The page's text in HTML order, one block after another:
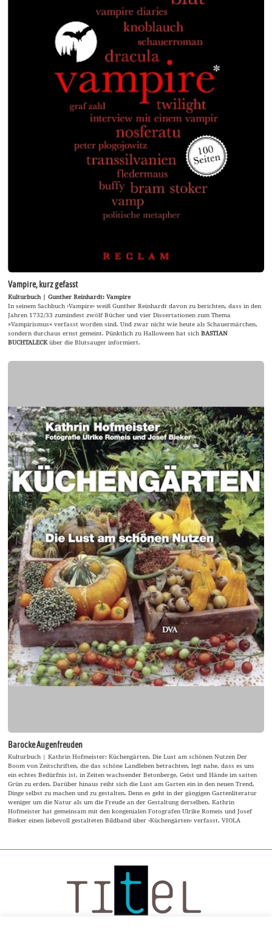
Vampire, kurz gefasst
Kulturbuch | Gunther Reinhardt: Vampire
In seinem Sachbuch ›Vampire‹ weiß Gunther Reinhardt davon zu berichten, dass in den
Jahren 1732/33 zumindest zwölf Bücher und vier Dissertationen zum Thema
»Vampirismus« verfasst worden sind. Und zwar nicht wie heute als Schauermärchen,
sondern durchaus ernst gemeint. Pünktlich zu Halloween hat sichBASTIAN
BUCHTALECKüber die Blutsauger informiert.
Barocke Augenfreuden
Kulturbuch | Kathrin Hofmeister: Küchengärten. Die Lust am schönen Nutzen Der
Boom von Zeitschriften, die das schöne Landleben betrachten, legt nahe, dass es uns
ein echtes Bedürfnis ist, in Zeiten wachsender Betonberge, Geist und Hände im satten
Grün zu erden. Darüber hinaus reiht sich die Lust am Garten ein in den neuen Trend,
Dinge selbst zu machen und zu gestalten. Denn es geht in der gängigen Gartenliteratur
weniger um die Natur als um die Freude an der Gestaltung derselben. Kathrin
Hofmeister hat gemeinsam mit den kongenialen Fotografen Ulrike Romeis und Josef
Bieker einen liebevoll gestalteten Bildband über ›Küchengärten‹ verfasst. VIOLA